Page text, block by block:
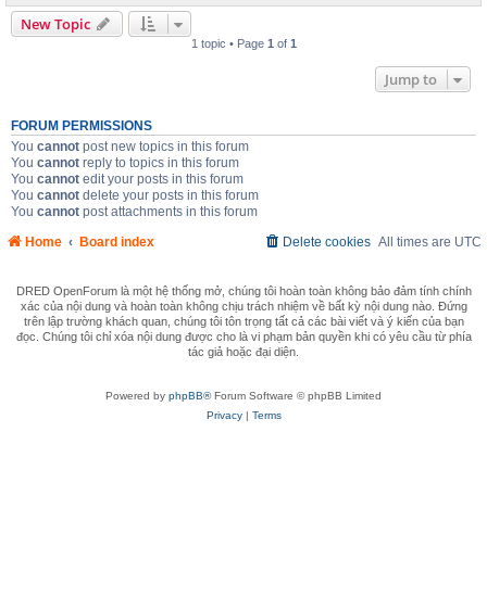
New Topic
1 topic • Page 1 of 1
Jump to
FORUM PERMISSIONS
You cannot post new topics in this forum
You cannot reply to topics in this forum
You cannot edit your posts in this forum
You cannot delete your posts in this forum
You cannot post attachments in this forum
Home Board index All times are UTC
Delete cookies
DRED OpenForum là một hệ thống mở, chúng tôi hoàn toàn không bảo đảm tính chính
xác của nội dung và hoàn toàn không chịu trách nhiệm về bất kỳ nội dung nào. Đứng
trên lập trường khách quan, chúng tôi tôn trọng tất cả các bài viết và ý kiến của bạn
đọc. Chúng tôi chỉ xóa nội dung được cho là vi phạm bản quyền khi có yêu cầu từ phía
tác giả hoặc đại diện.
Powered by phpBB®Forum Software © phpBB Limited
Privacy| Terms